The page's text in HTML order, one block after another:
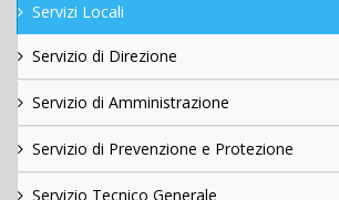
Servizi Locali
Servizio di Direzione
Servizio di Amministrazione
Servizio di Prevenzione e Protezione
Servizio Tecnico Generale